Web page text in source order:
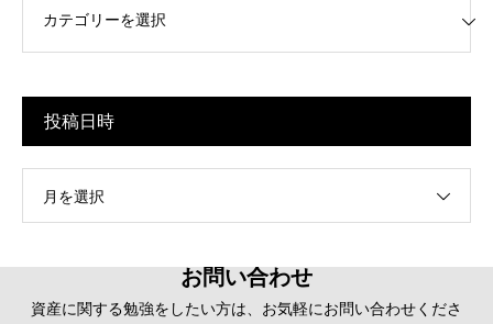
投稿日時
月を選択
お問い合わせ
資産に関する勉強をしたい方は、お気軽にお問い合わせくださ